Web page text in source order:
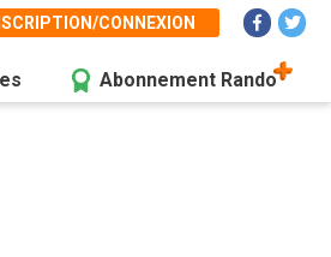
CONNEXION
Abonnement Rando